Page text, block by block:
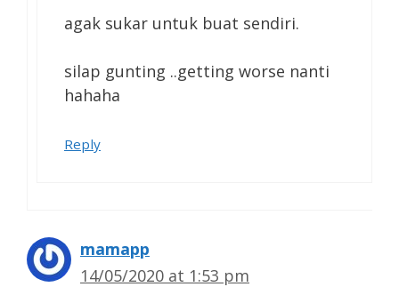
agak sukar untuk buat sendiri.
silap gunting ..getting worse nanti
hahaha
Reply
mamapp
14/05/2020 at 1:53 pm